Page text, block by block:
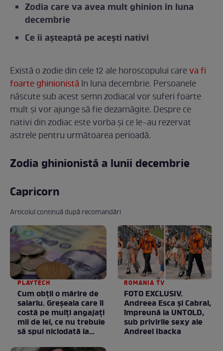
Zodia care va avea mult ghinion în luna
decembrie
Ce îi așteaptă pe acești nativi
Există o zodie din cele 12 ale horoscopului careva fi
foarte ghinionistăîn luna decembrie. Persoanele
născute sub acest semn zodiacal vor suferi foarte
mult și vor ajunge să fie dezamăgite. Despre ce
nativi din zodiac este vorba și ce le-au rezervat
astrele pentru următoarea perioadă.
Zodia ghinionistă a lunii decembrie
Capricorn
Articolul continuă după recomandări
PLAYTECH
Cum obții o mărire de
salariu. Greșeala care îi
costă pe mulți angajați
mii de lei, ce nu trebuie
să spui niciodată la
ROMANIA TV
FOTO EXCLUSIV.
Andreea Esca şi Cabral,
împreună la UNTOLD,
sub privirile sexy ale
Andreei Ibacka